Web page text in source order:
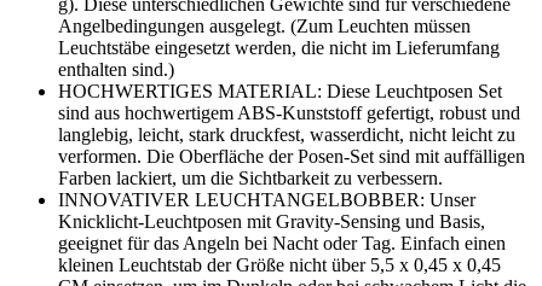
g). Diese unterschiedlichen Gewichte sind für verschiedene
Angelbedingungen ausgelegt. (Zum Leuchten müssen
Leuchtstäbe eingesetzt werden, die nicht im Lieferumfang
enthalten sind.)
HOCHWERTIGES MATERIAL: Diese Leuchtposen Set
sind aus hochwertigem ABS-Kunststoff gefertigt, robust und
langlebig, leicht, stark druckfest, wasserdicht, nicht leicht zu
verformen. Die Oberfläche der Posen-Set sind mit auffälligen
Farben lackiert, um die Sichtbarkeit zu verbessern.
INNOVATIVER LEUCHTANGELBOBBER: Unser
Knicklicht-Leuchtposen mit Gravity-Sensing und Basis,
geeignet für das Angeln bei Nacht oder Tag. Einfach einen
kleinen Leuchtstab der Größe nicht über 5,5 x 0,45 x 0,45